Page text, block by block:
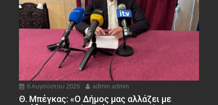
6 Αυγούστου 2026 admin admin
Θ. Μπέγκας: «Ο Δήμος μας αλλάζει με